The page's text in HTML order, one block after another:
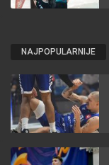
NAJPOPULARNIJE